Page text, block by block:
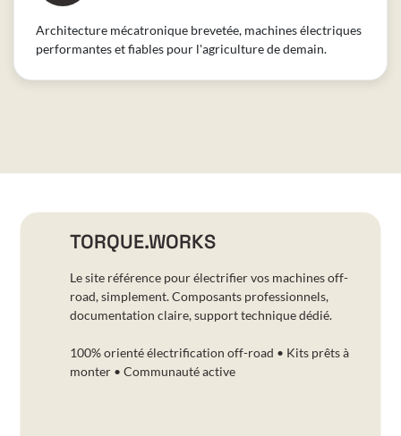
Architecture mécatronique brevetée, machines électriques
performantes et fiables pour l'agriculture de demain.
TORQUE.WORKS
Le site référence pour électrifier vos machines off-
road, simplement. Composants professionnels,
documentation claire, support technique dédié.
100% orienté électrification off-road • Kits prêts à
monter • Communauté active